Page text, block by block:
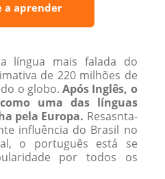
a aprender
língua mais falada do
de 220 ​​milhões de
o globo.Após Inglês, o
uma das línguas
pela Europa. Resasnta-
influência do Brasil no
o português está se
por todos os